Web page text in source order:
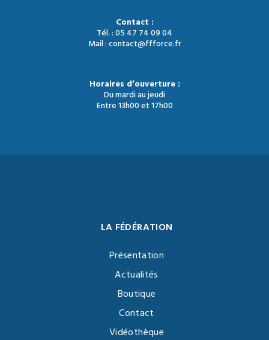
Contact :
Tél. : 05 47 74 09 04
Mail : contact@ffforce.fr
Horaires d’ouverture :
Du mardi au jeudi
Entre 13h00 et 17h00
LA FÉDÉRATION
Présentation
Actualités
Boutique
Contact
Vidéothèque